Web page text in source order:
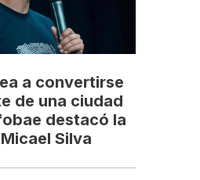
a convertirse
de una ciudad
destacó la
Silva